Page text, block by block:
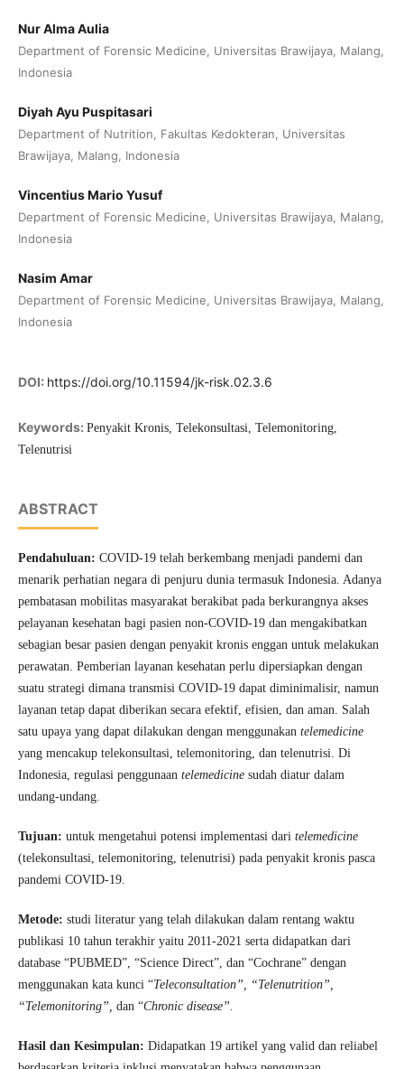
Nur Alma Aulia
Department of Forensic Medicine, Universitas Brawijaya, Malang,
Indonesia
Diyah Ayu Puspitasari
Department of Nutrition, Fakultas Kedokteran, Universitas
Brawijaya, Malang, Indonesia
Vincentius Mario Yusuf
Department of Forensic Medicine, Universitas Brawijaya, Malang,
Indonesia
Nasim Amar
Department of Forensic Medicine, Universitas Brawijaya, Malang,
Indonesia
DOI: https://doi.org/10.11594/jk-risk.02.3.6
Keywords: Penyakit Kronis, Telekonsultasi, Telemonitoring,
Telenutrisi
ABSTRACT
Pendahuluan: COVID-19 telah berkembang menjadi pandemi dan
menarik perhatian negara di penjuru dunia termasuk Indonesia. Adanya
pembatasan mobilitas masyarakat berakibat pada berkurangnya akses
pelayanan kesehatan bagi pasien non-COVID-19 dan mengakibatkan
sebagian besar pasien dengan penyakit kronis enggan untuk melakukan
perawatan. Pemberian layanan kesehatan perlu dipersiapkan dengan
suatu strategi dimana transmisi COVID-19 dapat diminimalisir, namun
layanan tetap dapat diberikan secara efektif, efisien, dan aman. Salah
satu upaya yang dapat dilakukan dengan menggunakan telemedicine
yang mencakup telekonsultasi, telemonitoring, dan telenutrisi. Di
Indonesia, regulasi penggunaan telemedicinesudah diatur dalam
undang-undang.
Tujuan: untuk mengetahui potensi implementasi dari telemedicine
(telekonsultasi, telemonitoring, telenutrisi) pada penyakit kronis pasca
pandemi COVID-19.
Metode: studi literatur yang telah dilakukan dalam rentang waktu
publikasi 10 tahun terakhir yaitu 2011-2021 serta didapatkan dari
database “PUBMED”, “Science Direct”, dan “Cochrane” dengan
menggunakan kata kunci “Teleconsultation”, “Telenutrition”,
“Telemonitoring”, dan “Chronic disease”.
Hasil dan Kesimpulan: Didapatkan 19 artikel yang valid dan reliabel